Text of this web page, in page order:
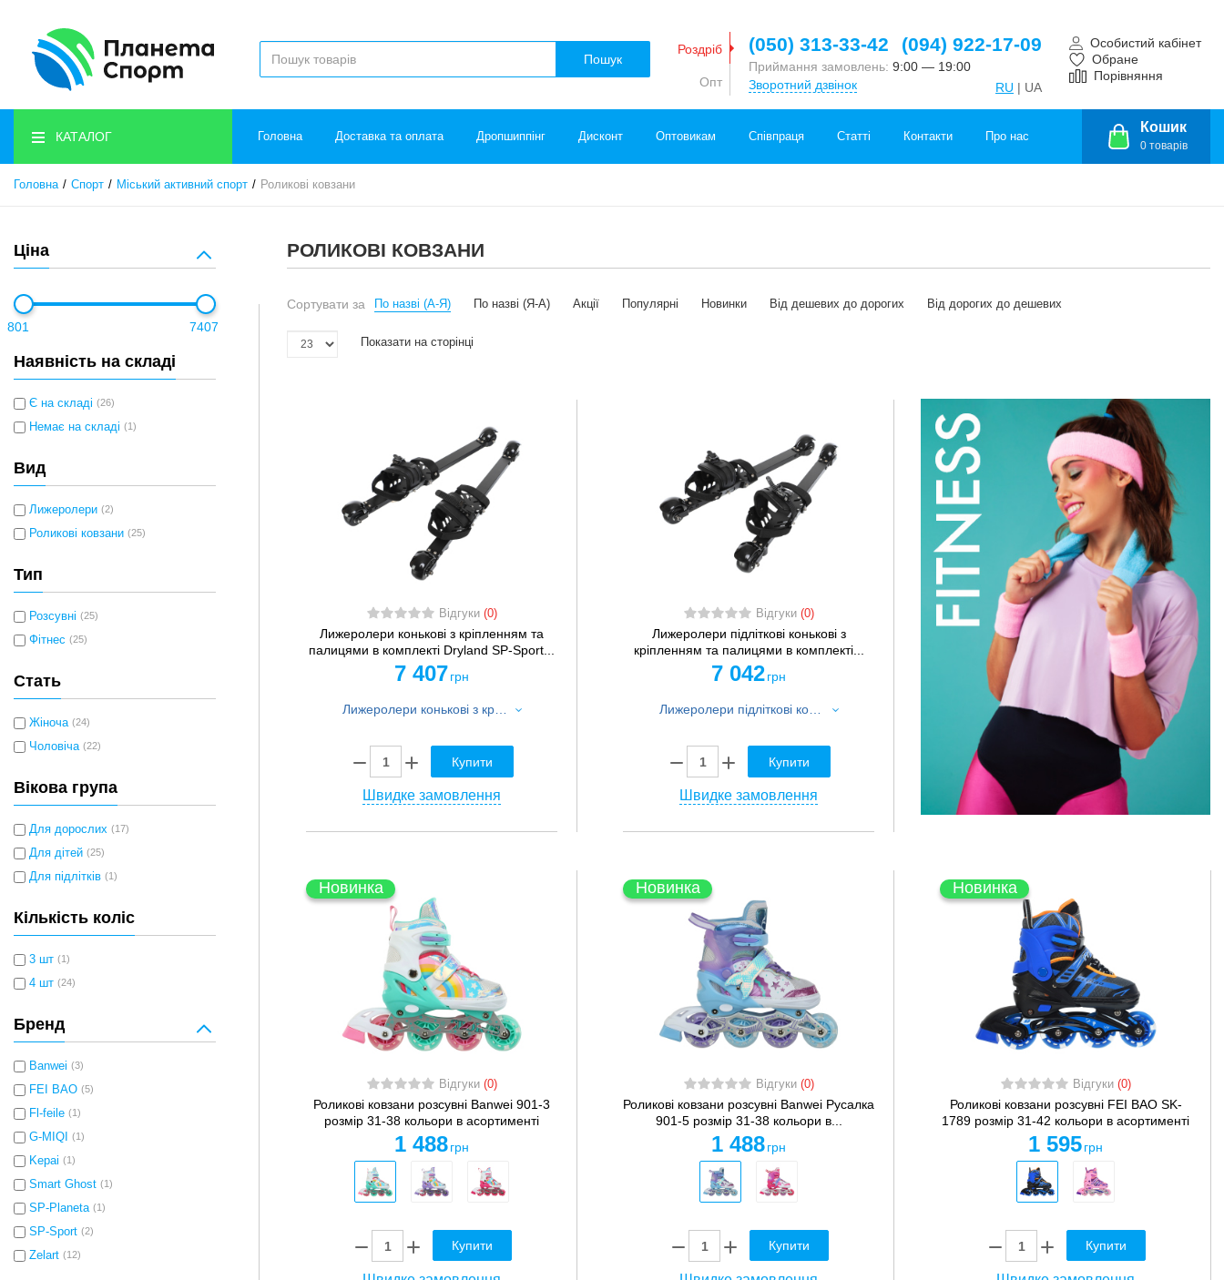
Пошук
Роздріб
Опт
(050) 313-33-42 (094) 922-17-09
Приймання замовлень: 9:00 — 19:00
Зворотний дзвінок
RU | UA
Особистий кабінет
Обране
Порівняння
КАТАЛОГ Головна Доставка та оплата Дропшиппінг Дисконт Оптовикам Співпраця Статті Контакти Про нас
Кошик
0 товарів
Головна Спорт Міський активний спорт Роликові ковзани
Ціна
801 7407
Наявність на складі
Є на складі (26)
Немає на складі (1)
Вид
Лижеролери (2)
Роликові ковзани (25)
Тип
Розсувні (25)
Фітнес (25)
Стать
Жіноча (24)
Чоловіча (22)
Вікова група
Для дорослих (17)
Для дітей (25)
Для підлітків (1)
Кількість коліс
3 шт (1)
4 шт (24)
Бренд
Banwei (3)
FEI BAO (5)
Fl-feile (1)
G-MIQI (1)
Kepai (1)
Smart Ghost (1)
SP-Planeta (1)
SP-Sport (2)
Zelart (12)
РОЛИКОВІ КОВЗАНИ
Сортувати за По назві (А-Я) По назві (Я-А) Акції Популярні Новинки Від дешевих до дорогих Від дорогих до дешевих
Показати на сторінці
Відгуки (0)
Лижеролери конькові з кріпленням та
палицями в комплекті Dryland SP-Sport...
7 407 грн
Купити
Швидке замовлення
Відгуки (0)
Лижеролери підліткові конькові з
кріпленням та палицями в комплекті...
7 042 грн
Купити
Швидке замовлення
Новинка
Відгуки (0)
Роликові ковзани розсувні Banwei 901-3
розмір 31-38 кольори в асортименті
1 488 грн
Купити
Новинка
Відгуки (0)
Роликові ковзани розсувні Banwei Русалка
901-5 розмір 31-38 кольори в...
1 488 грн
Купити
Новинка
Відгуки (0)
Роликові ковзани розсувні FEI BAO SK-
1789 розмір 31-42 кольори в асортименті
1 595 грн
Купити